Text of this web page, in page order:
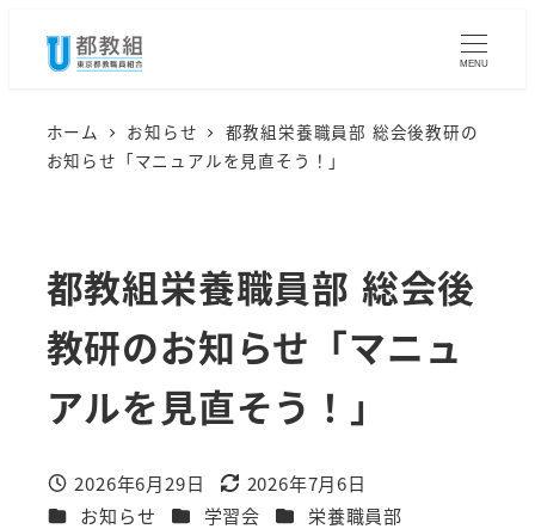
MENU
ホーム お知らせ
都教組栄養職員部 総会後教研の
お知らせ「マニュアルを見直そう！」
都教組栄養職員部 総会後
教研のお知らせ「マニュ
アルを見直そう！」
投稿日
2026年6月29日
更新日
2026年7月6日
カテゴリー
お知らせ カテゴリー
学習会 カテゴリー
栄養職員部